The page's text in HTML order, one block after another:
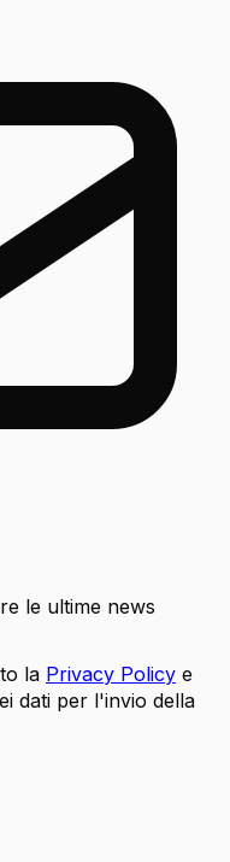
le ultime news
la Privacy Policy e
dati per l'invio della